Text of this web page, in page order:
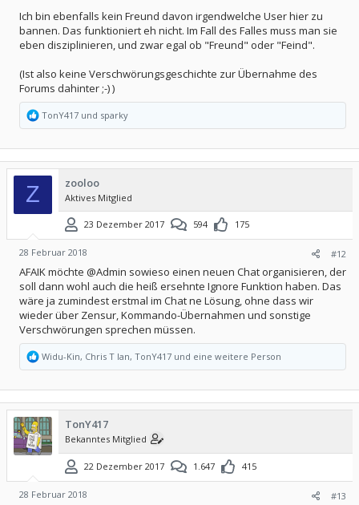
Ich bin ebenfalls kein Freund davon irgendwelche User hier zu
bannen. Das funktioniert eh nicht. Im Fall des Falles muss man sie
eben disziplinieren, und zwar egal ob "Freund" oder "Feind".
(Ist also keine Verschwörungsgeschichte zur Übernahme des
Forums dahinter ;-) )
R
e
k
t
i
TonY417 und sparky
Z zooloo
Aktives Mitglied
23 Dezember 2017 594 175
28 Februar 2018 #12
AFAIK möchte @Admin sowieso einen neuen Chat organisieren, der
soll dann wohl auch die heiß ersehnte Ignore Funktion haben. Das
wäre ja zumindest erstmal im Chat ne Lösung, ohne dass wir
wieder über Zensur, Kommando-Übernahmen und sonstige
Verschwörungen sprechen müssen.
R
e
k
t
i
o
n
e
Widu-Kin, Chris T Ian, TonY417 und eine weitere Person
TonY417
Bekanntes Mitglied
22 Dezember 2017 1.647 415
28 Februar 2018 #13